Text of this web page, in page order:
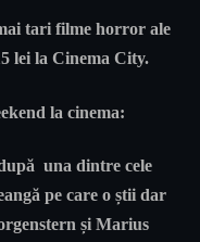
tari filme horror ale
lei la Cinema City.
la cinema:
una dintre cele
pe care o știi dar
și Marius